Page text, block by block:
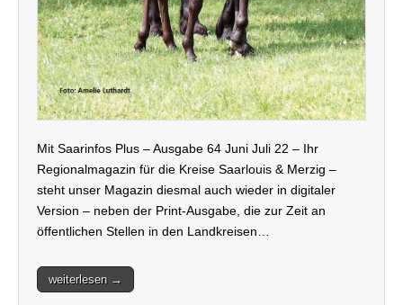
Mit Saarinfos Plus – Ausgabe 64 Juni Juli 22 – Ihr
Regionalmagazin für die Kreise Saarlouis & Merzig –
steht unser Magazin diesmal auch wieder in digitaler
Version – neben der Print-Ausgabe, die zur Zeit an
öffentlichen Stellen in den Landkreisen…
weiterlesen →